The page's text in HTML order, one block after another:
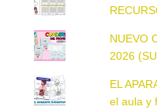
NUEVO
2026
EL
el aula y